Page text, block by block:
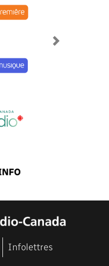
Next
Infolettres